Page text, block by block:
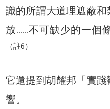
識的所謂大道理遮蔽
放……不可缺少的一個
（註6）
它還提到胡耀邦「實
響。